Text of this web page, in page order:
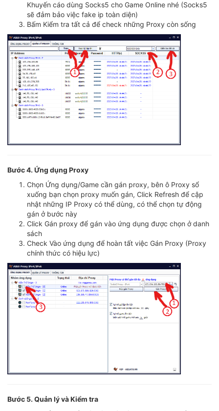
Khuyến cáo dùng Socks5 cho Game Online nhé (Socks5
sẽ đảm bảo việc fake ip toàn diện)
Bấm Kiểm tra tất cả để check những Proxy còn sống
Bước 4. Ứng dụng Proxy
Chọn Ứng dụng/Game cần gán proxy, bên ô Proxy sổ
xuống bạn chọn proxy muốn gán, Click Refresh để cập
nhật những IP Proxy có thể dùng, có thể chọn tự động
gán ở bước này
Click Gán proxy để gán vào ứng dụng được chọn ở danh
sách
Check Vào ứng dụng để hoàn tất việc Gán Proxy (Proxy
chính thức có hiệu lực)
Bước 5. Quản lý và Kiểm tra